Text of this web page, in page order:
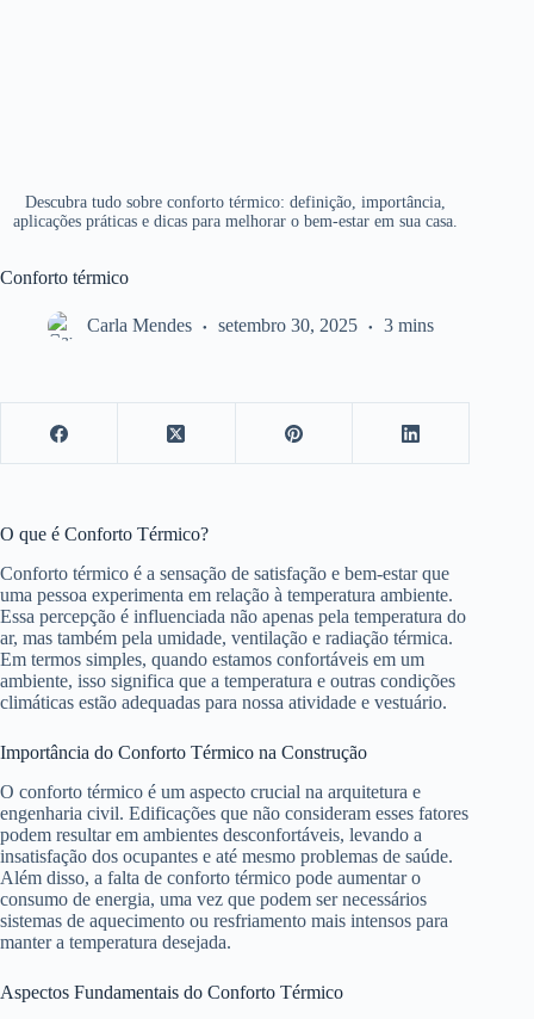
Descubra tudo sobre conforto térmico: definição, importância,
aplicações práticas e dicas para melhorar o bem-estar em sua casa.
Conforto térmico
Carla Mendes setembro 30, 2025 3 mins
O que é Conforto Térmico?
Conforto térmico é a sensação de satisfação e bem-estar que
uma pessoa experimenta em relação à temperatura ambiente.
Essa percepção é influenciada não apenas pela temperatura do
ar, mas também pela umidade, ventilação e radiação térmica.
Em termos simples, quando estamos confortáveis em um
ambiente, isso significa que a temperatura e outras condições
climáticas estão adequadas para nossa atividade e vestuário.
Importância do Conforto Térmico na Construção
O conforto térmico é um aspecto crucial na arquitetura e
engenharia civil. Edificações que não consideram esses fatores
podem resultar em ambientes desconfortáveis, levando a
insatisfação dos ocupantes e até mesmo problemas de saúde.
Além disso, a falta de conforto térmico pode aumentar o
consumo de energia, uma vez que podem ser necessários
sistemas de aquecimento ou resfriamento mais intensos para
manter a temperatura desejada.
Aspectos Fundamentais do Conforto Térmico